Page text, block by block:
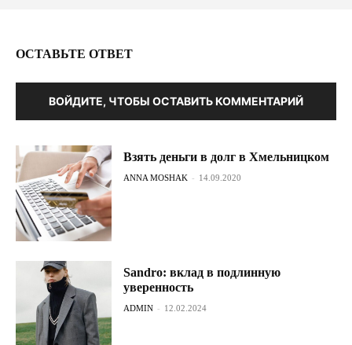
ОСТАВЬТЕ ОТВЕТ
ВОЙДИТЕ, ЧТОБЫ ОСТАВИТЬ КОММЕНТАРИЙ
Взять деньги в долг в Хмельницком
ANNA MOSHAK - 14.09.2020
Sandro: вклад в подлинную
уверенность
ADMIN - 12.02.2024